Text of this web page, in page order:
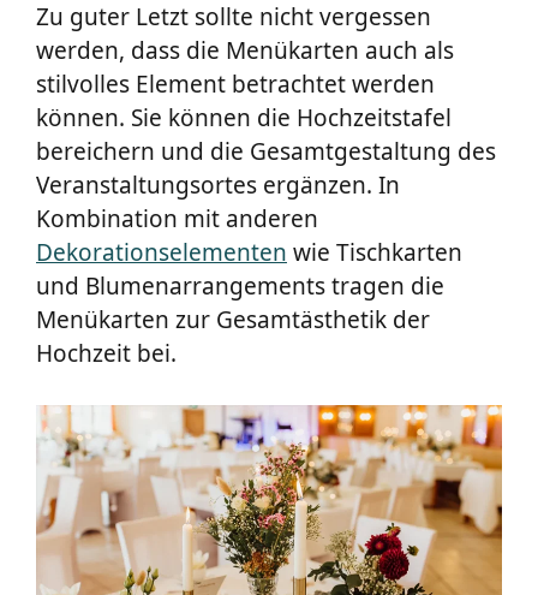
Zu guter Letzt sollte nicht vergessen
werden, dass die Menükarten auch als
stilvolles Element betrachtet werden
können. Sie können die Hochzeitstafel
bereichern und die Gesamtgestaltung des
Veranstaltungsortes ergänzen. In
Kombination mit anderen
Dekorationselementen wie Tischkarten
und Blumenarrangements tragen die
Menükarten zur Gesamtästhetik der
Hochzeit bei.